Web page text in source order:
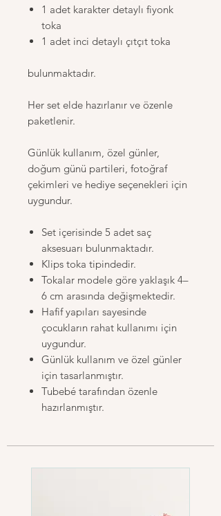
1 adet karakter detaylı fiyonk
toka
1 adet inci detaylı çıtçıt toka
bulunmaktadır.
Her set elde hazırlanır ve özenle
paketlenir.
Günlük kullanım, özel günler,
doğum günü partileri, fotoğraf
çekimleri ve hediye seçenekleri için
uygundur.
Set içerisinde 5 adet saç
aksesuarı bulunmaktadır.
Klips toka tipindedir.
Tokalar modele göre yaklaşık 4–
6 cm arasında değişmektedir.
Hafif yapıları sayesinde
çocukların rahat kullanımı için
uygundur.
Günlük kullanım ve özel günler
için tasarlanmıştır.
Tubebé tarafından özenle
hazırlanmıştır.